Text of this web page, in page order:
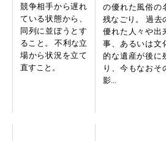
競争相手から遅れ
ている状態から、
同列に並ぼうとす
ること。 不利な立
場から状況を立て
直すこと。
の優れた風俗の
残なごり。 過去
優れた人々や出
事、あるいは文
的な遺産が後に
り、今もなおそ
影...